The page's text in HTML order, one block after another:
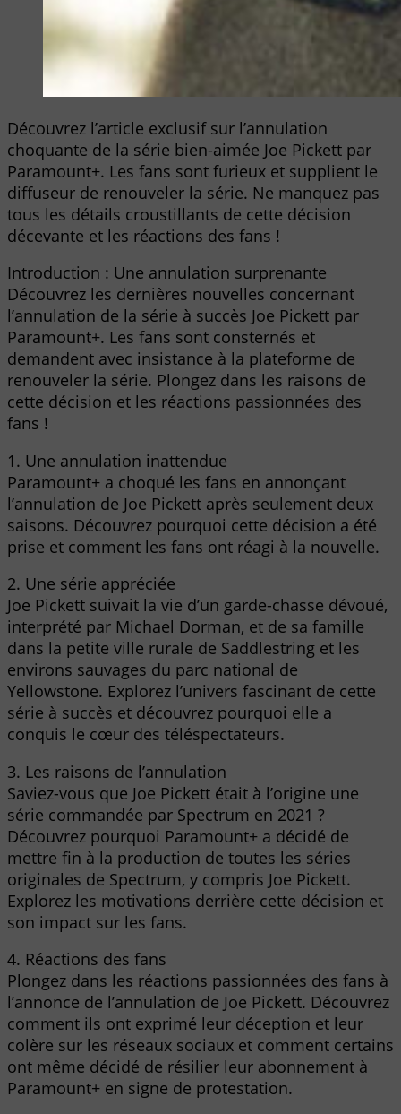
Découvrez l’article exclusif sur l’annulation
choquante de la série bien-aimée Joe Pickett par
Paramount+. Les fans sont furieux et supplient le
diffuseur de renouveler la série. Ne manquez pas
tous les détails croustillants de cette décision
décevante et les réactions des fans !
Introduction : Une annulation surprenante
Découvrez les dernières nouvelles concernant
l’annulation de la série à succès Joe Pickett par
Paramount+. Les fans sont consternés et
demandent avec insistance à la plateforme de
renouveler la série. Plongez dans les raisons de
cette décision et les réactions passionnées des
fans !
1. Une annulation inattendue
Paramount+ a choqué les fans en annonçant
l’annulation de Joe Pickett après seulement deux
saisons. Découvrez pourquoi cette décision a été
prise et comment les fans ont réagi à la nouvelle.
2. Une série appréciée
Joe Pickett suivait la vie d’un garde-chasse dévoué,
interprété par Michael Dorman, et de sa famille
dans la petite ville rurale de Saddlestring et les
environs sauvages du parc national de
Yellowstone. Explorez l’univers fascinant de cette
série à succès et découvrez pourquoi elle a
conquis le cœur des téléspectateurs.
3. Les raisons de l’annulation
Saviez-vous que Joe Pickett était à l’origine une
série commandée par Spectrum en 2021 ?
Découvrez pourquoi Paramount+ a décidé de
mettre fin à la production de toutes les séries
originales de Spectrum, y compris Joe Pickett.
Explorez les motivations derrière cette décision et
son impact sur les fans.
4. Réactions des fans
Plongez dans les réactions passionnées des fans à
l’annonce de l’annulation de Joe Pickett. Découvrez
comment ils ont exprimé leur déception et leur
colère sur les réseaux sociaux et comment certains
ont même décidé de résilier leur abonnement à
Paramount+ en signe de protestation.